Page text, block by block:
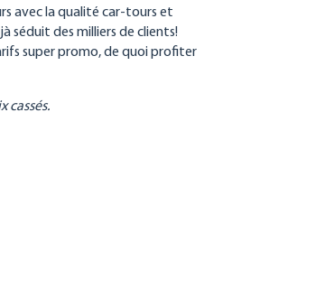
avec la qualité car-tours et
séduit des milliers de clients!
super promo, de quoi profiter
cassés.